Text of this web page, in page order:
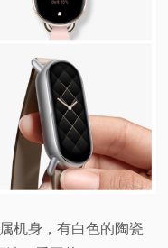
机身，有白色的陶瓷